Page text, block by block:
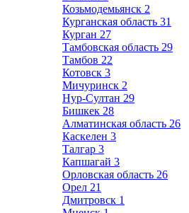
Козьмодемьянск 2
Курганская область 31
Курган 27
Тамбовская область 29
Тамбов 22
Котовск 3
Мичуринск 2
Нур-Султан 29
Бишкек 28
Алматинская область 26
Каскелен 3
Талгар 3
Капшагай 3
Орловская область 26
Орел 21
Дмитровск 1